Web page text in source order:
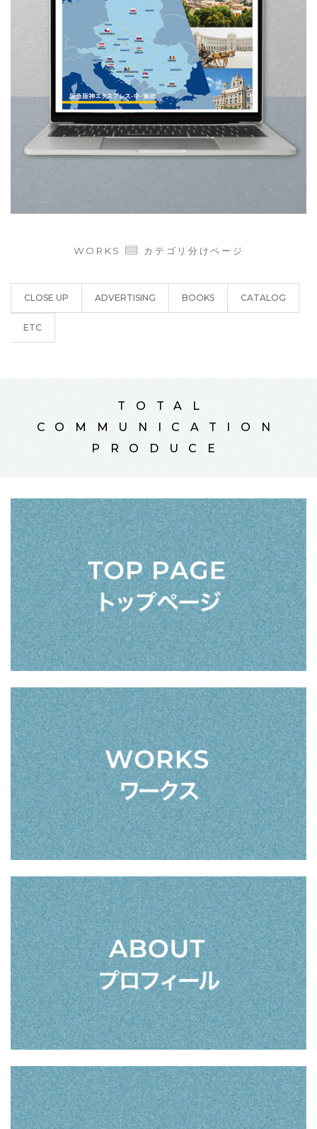
WORKS カテゴリ分けページ
CLOSE UP ADVERTISING BOOKS CATALOG
ETC
TOTAL
COMMUNICATION
PRODUCE